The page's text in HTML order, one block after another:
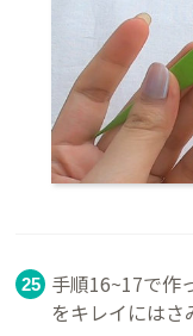
手順16~17で作
をキレイにはさ